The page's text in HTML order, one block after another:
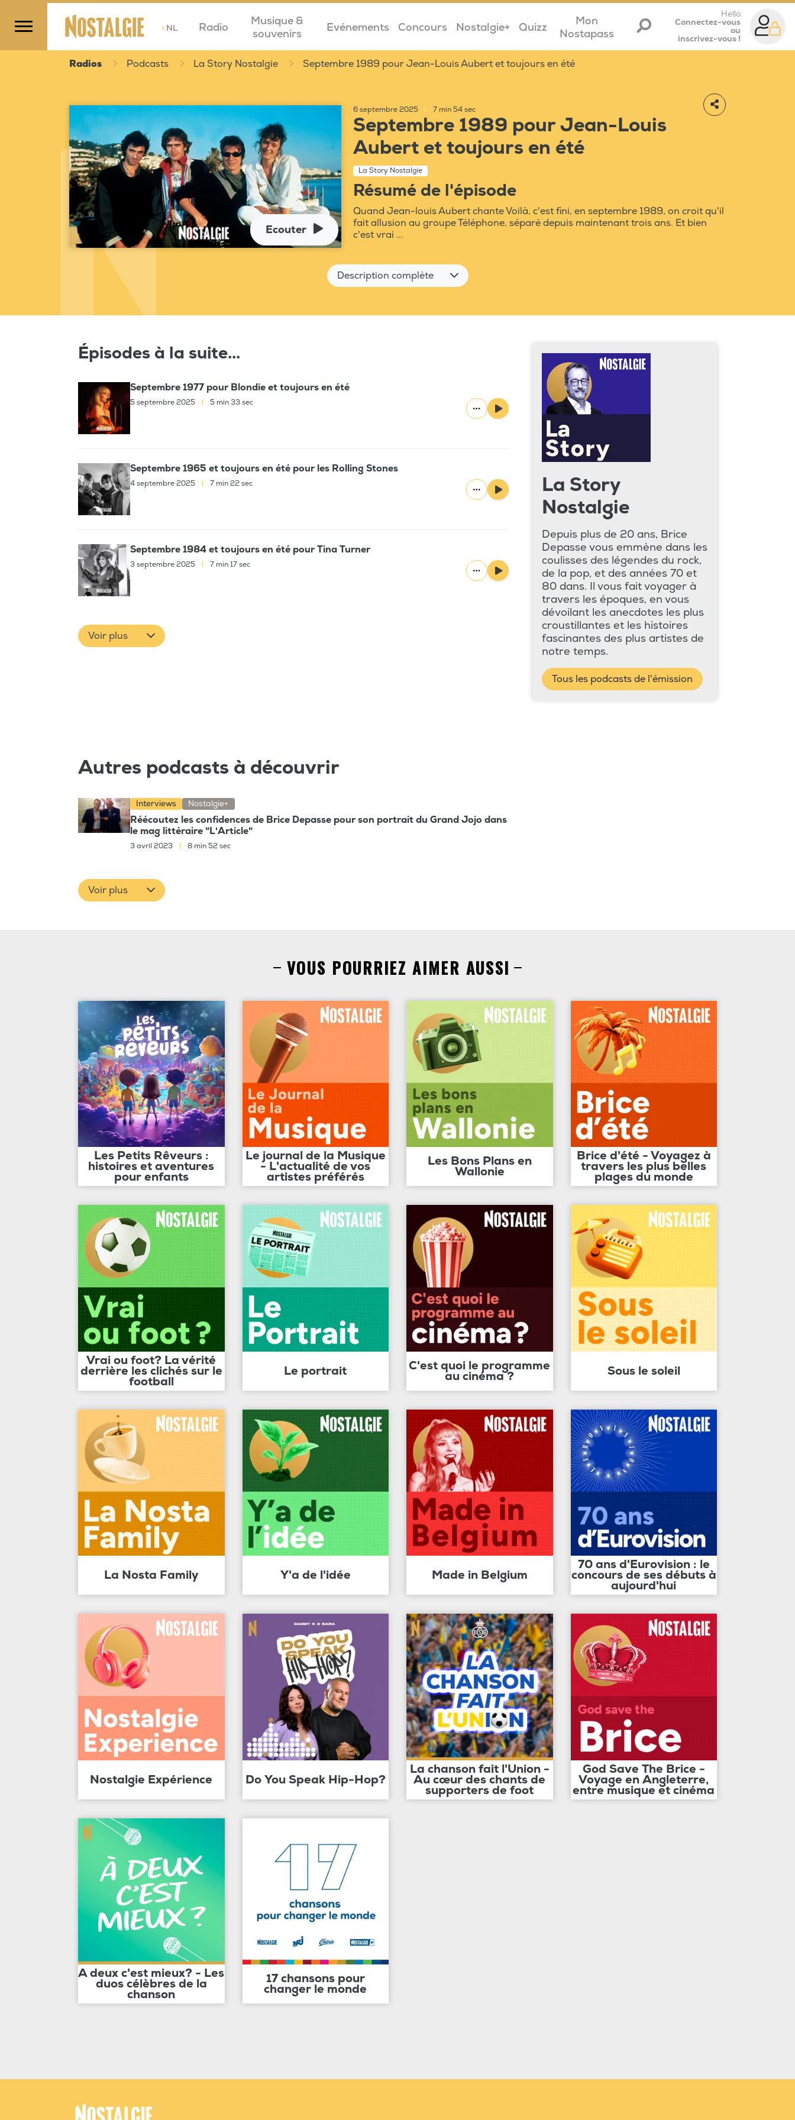
>NL Radio
Musique &
souvenirs
Evénements Concours Nostalgie+ Quizz
Mon
Nostapass
Hello
Connectez-vous
ou
inscrivez-vous !
Radios Podcasts La Story Nostalgie Septembre 1989 pour Jean-Louis Aubert et toujours en été
Ecouter
6 septembre 2025 7 min 54 sec
Septembre 1989 pour Jean-Louis
Aubert et toujours en été
La Story Nostalgie
Résumé de l'épisode
Quand Jean-louis Aubert chante Voilà, c'est fini, en septembre 1989, on croit qu'il
fait allusion au groupe Téléphone, séparé depuis maintenant trois ans. Et bien
c'est vrai ...
Description complète
Épisodes à la suite...
Septembre 1977 pour Blondie et toujours en été
5 septembre 2025 5 min 33 sec
Septembre 1965 et toujours en été pour les Rolling Stones
4 septembre 2025 7 min 22 sec
Septembre 1984 et toujours en été pour Tina Turner
3 septembre 2025 7 min 17 sec
Voir plus
La Story
Nostalgie
Depuis plus de 20 ans, Brice
Depasse vous emmène dans les
coulisses des légendes du rock,
de la pop, et des années 70 et
80 dans. Il vous fait voyager à
travers les époques, en vous
dévoilant les anecdotes les plus
croustillantes et les histoires
fascinantes des plus artistes de
notre temps.
Tous les podcasts de l'émission
Autres podcasts à découvrir
Interviews Nostalgie+
Réécoutez les confidences de Brice Depasse pour son portrait du Grand Jojo dans
le mag littéraire "L'Article"
3 avril 2023 8 min 52 sec
Voir plus
VOUS POURRIEZ AIMER AUSSI
Les Petits Rêveurs :
histoires et aventures
pour enfants
Le journal de la Musique
- L'actualité de vos
artistes préférés
Les Bons Plans en
Wallonie
Brice d'été - Voyagez à
travers les plus belles
plages du monde
Vrai ou foot? La vérité
derrière les clichés sur le
football
Le portrait C'est quoi le programme
au cinéma ? Sous le soleil
La Nosta Family Y'a de l'idée Made in Belgium
70 ans d'Eurovision : le
concours de ses débuts à
aujourd'hui
Nostalgie Expérience Do You Speak Hip-Hop?
La chanson fait l'Union -
Au cœur des chants de
supporters de foot
God Save The Brice -
Voyage en Angleterre,
entre musique et cinéma
A deux c'est mieux? - Les
duos célèbres de la
chanson
17 chansons pour
changer le monde